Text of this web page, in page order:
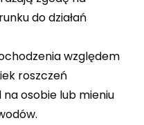
do działań
względem
roszczeń
na osobie lub mieniu